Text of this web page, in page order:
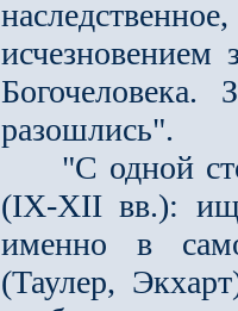
исчезновением
разошлись".
"С одной
(IX-XII вв.):
именно в
(Таулер,